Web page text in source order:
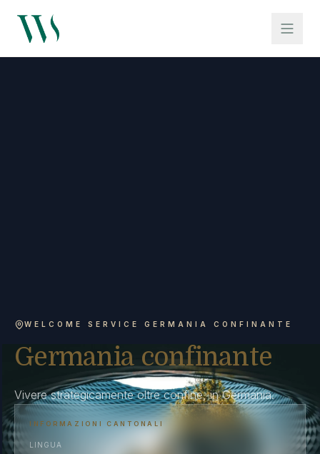
WELCOME SERVICE GERMANIA CONFINANTE
Germania confinante
Vivere strategicamente oltre confine, in Germania.
INFORMAZIONI CANTONALI
LINGUA